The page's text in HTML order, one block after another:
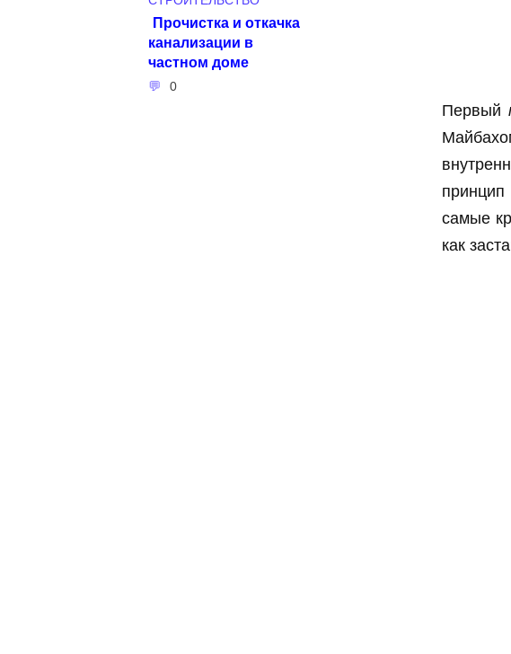
Первый
самые
как
Прочистка и откачка
канализации в
частном доме
0